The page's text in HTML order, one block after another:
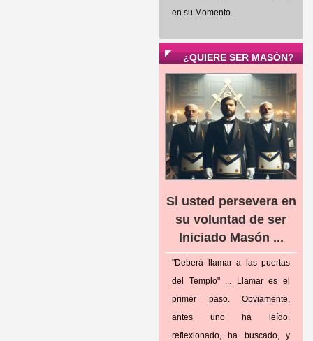
en su Momento.
¿QUIERE SER MASÓN?
Si usted persevera en
su voluntad de ser
Iniciado Masón ...
"Deberá llamar a las puertas
del Templo" ... Llamar es el
primer paso. Obviamente,
antes uno ha leído,
reflexionado, ha buscado, y